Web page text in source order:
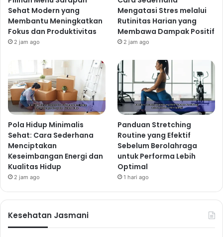
Sehat Modern yang
Membantu Meningkatkan
Fokus dan Produktivitas
2 jam ago
Mengatasi Stres melalui
Rutinitas Harian yang
Membawa Dampak Positif
2 jam ago
Pola Hidup Minimalis
Sehat: Cara Sederhana
Menciptakan
Keseimbangan Energi dan
Kualitas Hidup
2 jam ago
Panduan Stretching
Routine yang Efektif
Sebelum Berolahraga
untuk Performa Lebih
Optimal
1 hari ago
Kesehatan Jasmani